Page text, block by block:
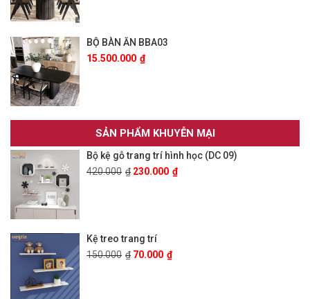
BỘ BÀN ĂN BBA03
15.500.000 ₫
SẢN PHẨM KHUYỄN MẠI
Bộ kệ gỗ trang trí hình học (DC 09)
420.000 ₫ 230.000 ₫
Kệ treo trang trí
150.000 ₫ 70.000 ₫